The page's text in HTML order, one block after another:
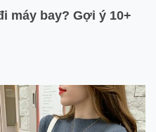
máy bay? Gợi ý 10+